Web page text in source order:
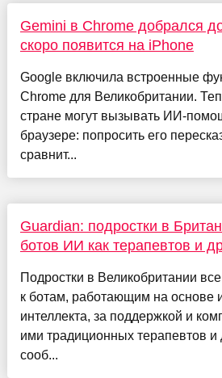
Gemini в Chrome добрался
скоро появится на iPhone
Google включила встроенные
Chrome для Великобритании.
стране могут вызывать ИИ-
браузере: попросить его
сравнит...
Guardian: подростки в
ботов ИИ как терапевтов и
Подростки в Великобритании
к ботам, работающим на основе
интеллекта, за поддержкой и
ими традиционных терапевтов и
сооб...